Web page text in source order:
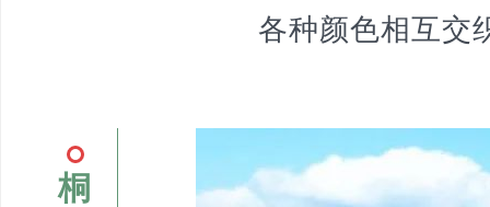
各种颜色相互交
桐